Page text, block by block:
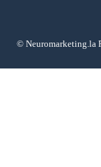
© Neuromarketing.la